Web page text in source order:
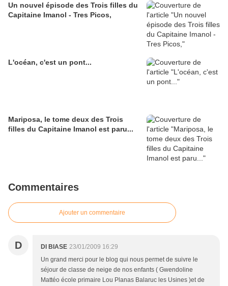
Un nouvel épisode des Trois filles du
Capitaine Imanol - Tres Picos,
L'océan, c'est un pont...
Mariposa, le tome deux des Trois
filles du Capitaine Imanol est paru...
Commentaires
Ajouter un commentaire
D DI BIASE 23/01/2009 16:29
Un grand merci pour le blog qui nous permet de suivre le
séjour de classe de neige de nos enfants ( Gwendoline
Mattéo école primaire Lou Planas Balaruc les Usines )et de